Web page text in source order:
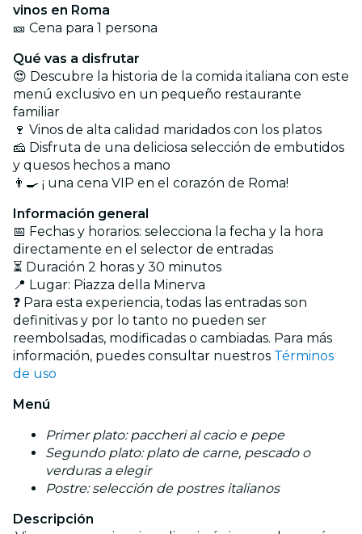
vinos en Roma
🎫 Cena para 1 persona
Qué vas a disfrutar
😍 Descubre la historia de la comida italiana con este
menú exclusivo en un pequeño restaurante
familiar
🍷 Vinos de alta calidad maridados con los platos
🧀 Disfruta de una deliciosa selección de embutidos
y quesos hechos a mano
👨‍🍳 ¡ una cena VIP en el corazón de Roma!
Información general
📅 Fechas y horarios: selecciona la fecha y la hora
directamente en el selector de entradas
⏳ Duración 2 horas y 30 minutos
📍 Lugar: Piazza della Minerva
❓ Para esta experiencia, todas las entradas son
definitivas y por lo tanto no pueden ser
reembolsadas, modificadas o cambiadas. Para más
información, puedes consultar nuestros Términos
de uso
Menú
Primer plato: paccheri al cacio e pepe
Segundo plato: plato de carne, pescado o
verduras a elegir
Postre: selección de postres italianos
Descripción